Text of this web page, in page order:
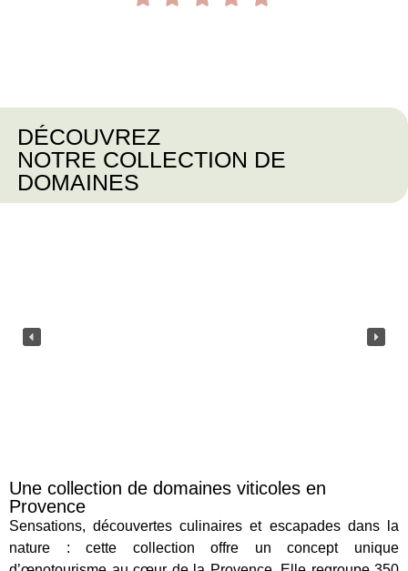
DÉCOUVREZ
NOTRE COLLECTION DE
DOMAINES
Une collection de domaines viticoles en
Provence
Sensations, découvertes culinaires et escapades dans la
nature : cette collection offre un concept unique